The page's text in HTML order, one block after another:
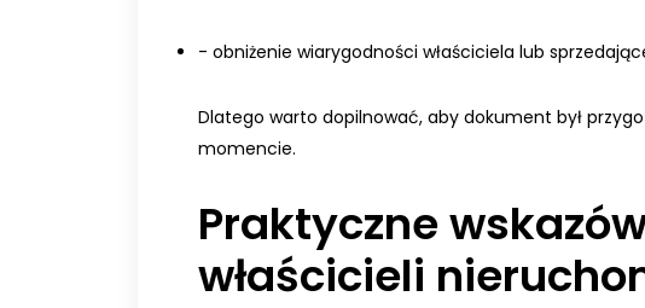
- obniżenie wiarygodności właściciela lub
Dlatego warto dopilnować, aby dokument był
momencie.
Praktyczne
właścicieli